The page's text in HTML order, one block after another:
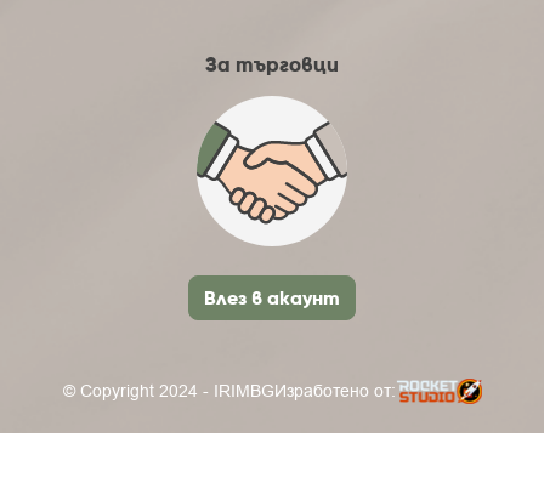
За търговци
Влез в акаунт
© Copyright 2024 - IRIMBGИзработено от: